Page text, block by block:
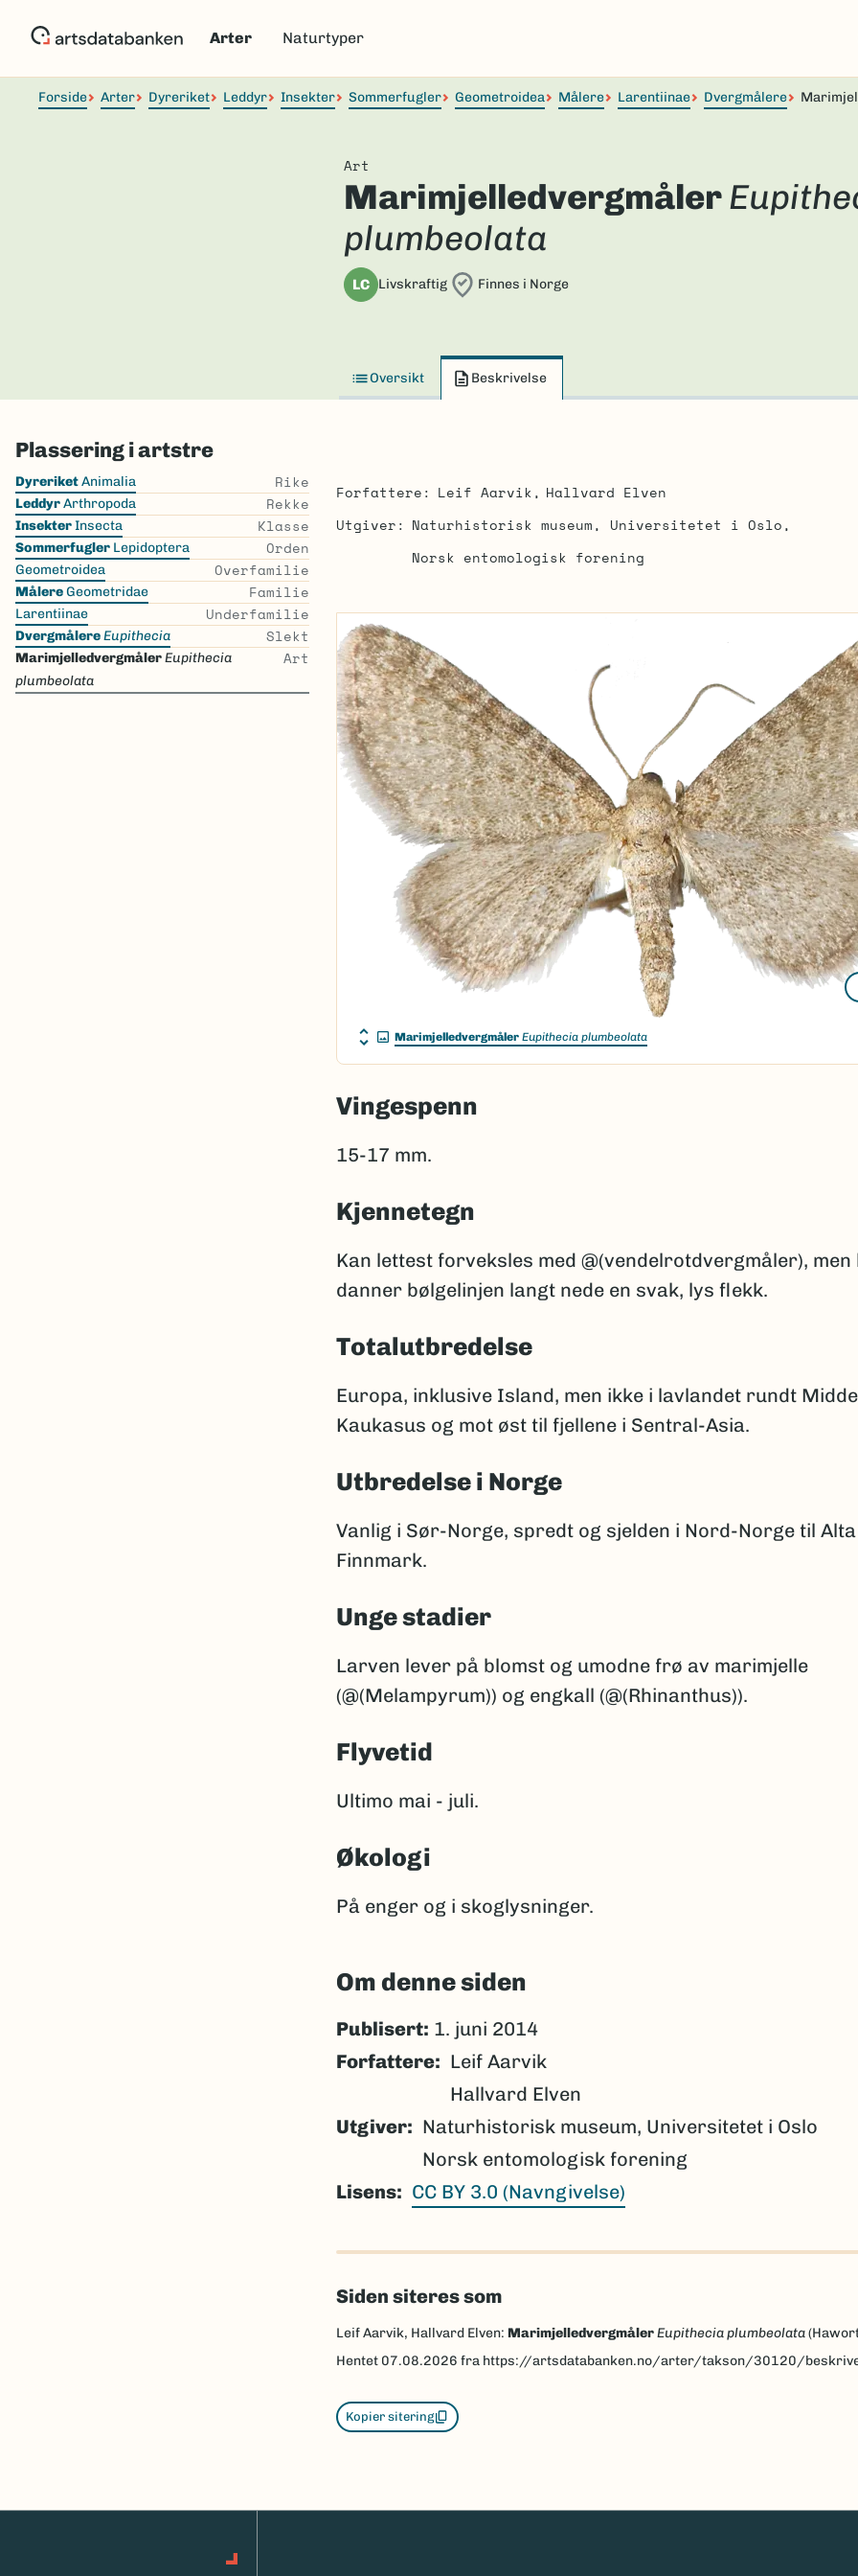
Arter Naturtyper
Forside Arter Dyreriket Leddyr Insekter Sommerfugler Geometroidea Målere Larentiinae Dvergmålere
Art
Marimjelledvergmåler
plumbeolata
LC Livskraftig Finnes i Norge
Oversikt Beskrivelse
Plassering i artstre
Skip
the
list
DyreriketAnimalia Rike
LeddyrArthropoda Rekke
InsekterInsecta Klasse
Sommerfugler Lepidoptera Orden
Geometroidea Overfamilie
MålereGeometridae Familie
Larentiinae Underfamilie
DvergmålereEupithecia Slekt
MarimjelledvergmålerEupithecia
plumbeolata
Art
Forfattere Leif Aarvik
Hallvard Elven
Utgiver
Naturhistorisk museum, Universitetet i Oslo
Norsk entomologisk forening
Marimjelledvergmåler Eupithecia plumbeolata
Vingespenn
15-17 mm.
Kjennetegn
Kan lettest forveksles med @(vendelrotdvergmåler), men
danner bølgelinjen langt nede en svak, lys flekk.
Totalutbredelse
Europa, inklusive Island, men ikke i lavlandet rundt
Kaukasus og mot øst til fjellene i Sentral-Asia.
Utbredelse i Norge
Vanlig i Sør-Norge, spredt og sjelden i Nord-Norge til
Finnmark.
Unge stadier
Larven lever på blomst og umodne frø av marimjelle
(@(Melampyrum)) og engkall (@(Rhinanthus)).
Flyvetid
Ultimo mai - juli.
Økologi
På enger og i skoglysninger.
Om denne siden
Publisert: 1. juni 2014
Forfattere
Leif Aarvik
Hallvard Elven
Utgiver
Naturhistorisk museum, Universitetet i Oslo
Norsk entomologisk forening
Lisens
CC BY 3.0 (Navngivelse)
Siden siteres som
Leif Aarvik, Hallvard Elven: MarimjelledvergmålerEupithecia plumbeolata
Hentet 07.08.2026 fra https://artsdatabanken.no/arter/takson/30120/
Kopier sitering